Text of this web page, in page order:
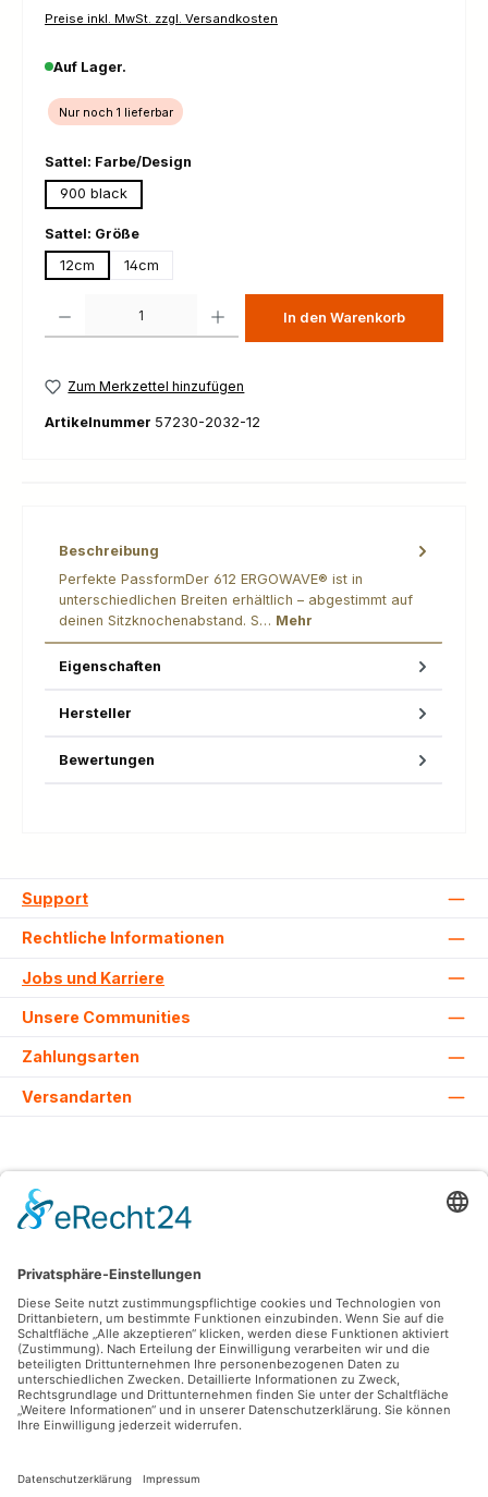
Preise inkl. MwSt. zzgl. Versandkosten
Auf Lager.
Nur noch 1 lieferbar
Sattel: Farbe/Design
900 black
Sattel: Größeauswählen
12cm
14cm
In den Warenkorb
Zum Merkzettel hinzufügen
Artikelnummer 57230-2032-12
Beschreibung
Perfekte PassformDer 612 ERGOWAVE® ist in
unterschiedlichen Breiten erhältlich – abgestimmt auf
deinen Sitzknochenabstand. S… Mehr
Eigenschaften
Hersteller
Bewertungen
Support
Rechtliche Informationen
Jobs und Karriere
Unsere Communities
Zahlungsarten
Versandarten
Alle Preise inkl. gesetzl. Mehrwertsteuer zzgl.
und ggf.
Nachnahmegebühren, wenn nicht anders angegeben.
© 2026 Lovehurts Bikes - Alle Rechte vorbehalten. Theme by